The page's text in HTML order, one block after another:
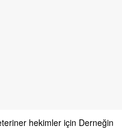
hekimler için Derneğin